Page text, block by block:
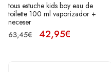
tous estuche kids boy eau de
toilette 100 ml vaporizador +
neceser
63,45€
42,95€